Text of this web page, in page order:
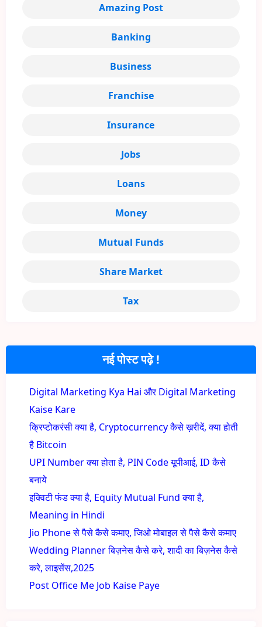
नई पोस्ट पढ़े !
Digital Marketing Kya Hai और Digital Marketing
Kaise Kare
क्रिप्टोकरंसी क्या है, Cryptocurrency कैसे ख़रीदें, क्या होती
है Bitcoin
UPI Number क्या होता है, PIN Code यूपीआई, ID कैसे
बनाये
इक्विटी फंड क्या है, Equity Mutual Fund क्या है,
Meaning in Hindi
Jio Phone से पैसे कैसे कमाए, जिओ मोबाइल से पैसे कैसे कमाए
Wedding Planner बिज़नेस कैसे करे, शादी का बिज़नेस कैसे
करे, लाइसेंस,2025
Post Office Me Job Kaise Paye
Amazing Post
Banking
Business
Franchise
Insurance
Jobs
Loans
Money
Mutual Funds
Share Market
Tax